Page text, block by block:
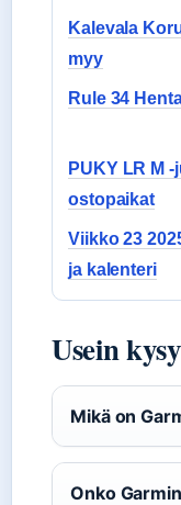
Kalevala
myy
Rule 34
PUKY LR M
ostopaikat
Viikko 23
ja kalenteri
Usein
Mikä on
Onko